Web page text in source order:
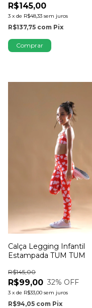
R$145,00
3 x de R$48,33 sem juros
R$137,75 com Pix
Comprar
Calça Legging Infantil
Estampada TUM TUM
R$99,00
R$145,00
32% OFF
3 x de R$33,00 sem juros
R$94,05 com Pix